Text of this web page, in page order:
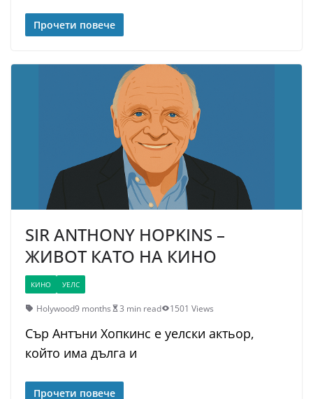
Прочети повече
SIR ANTHONY HOPKINS –
ЖИВОТ КАТО НА КИНО
КИНО УЕЛС
Holywood9 months 3 min read 1501 Views
Сър Антъни Хопкинс е уелски актьор,
който има дълга и
Прочети повече